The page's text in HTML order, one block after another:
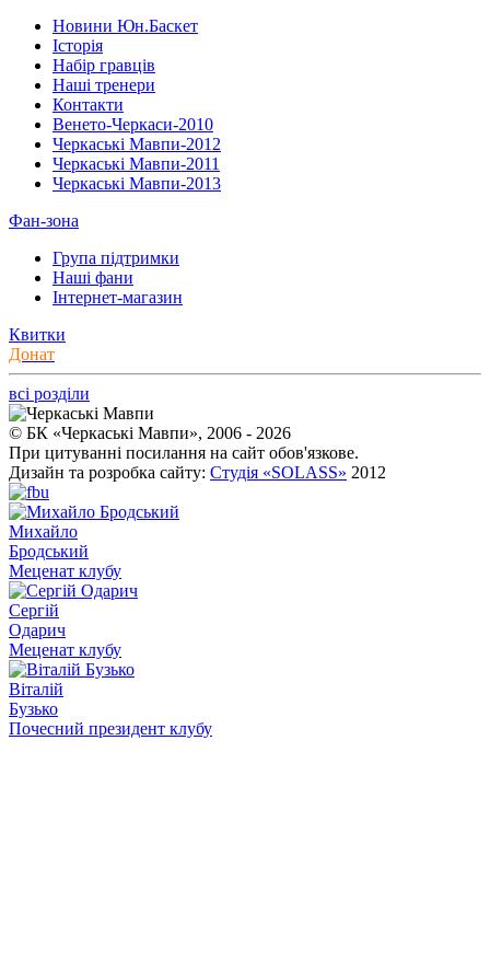
Новини Юн.Баскет
Історія
Набір гравців
Наші тренери
Контакти
Венето-Черкаси-2010
Черкаські Мавпи-2012
Черкаські Мавпи-2011
Черкаські Мавпи-2013
Фан-зона
Група підтримки
Наші фани
Інтернет-магазин
Квитки
Донат
всі розділи
© БК «Черкаські Мавпи», 2006 - 2026
При цитуванні посилання на сайт обов'язкове.
Дизайн та розробка сайту: Студія «SOLASS» 2012
Михайло
Бродський
Меценат клубу
Сергій
Одарич
Меценат клубу
Віталій
Бузько
Почесний президент клубу